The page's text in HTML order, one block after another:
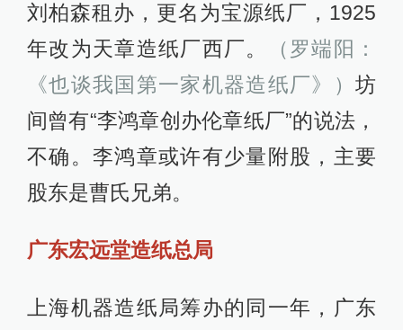
刘柏森租办，更名为宝源纸厂，1925
年改为天章造纸厂西厂。
（罗端阳：
《也谈我国第一家机器造纸厂》）坊
间曾有“李鸿章创办伦章纸厂”的说法，
不确。李鸿章或许有少量附股，主要
股东是曹氏兄弟。
广东宏远堂造纸总局
上海机器造纸局筹办的同一年，广东